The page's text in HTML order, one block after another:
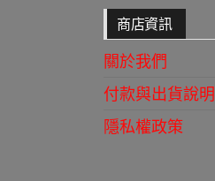
商店資訊
關於我們
付款與出貨說明
隱私權政策